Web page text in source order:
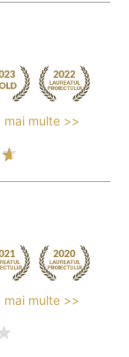
mai multe >>
mai multe >>